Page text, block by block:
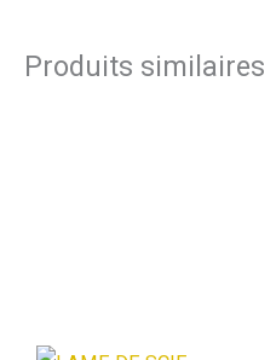
Produits similaires